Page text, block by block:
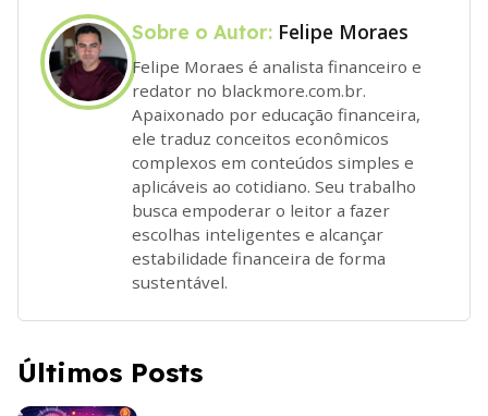
Sobre o Autor: Felipe Moraes
Felipe Moraes é analista financeiro e
redator no blackmore.com.br.
Apaixonado por educação financeira,
ele traduz conceitos econômicos
complexos em conteúdos simples e
aplicáveis ao cotidiano. Seu trabalho
busca empoderar o leitor a fazer
escolhas inteligentes e alcançar
estabilidade financeira de forma
sustentável.
Últimos Posts